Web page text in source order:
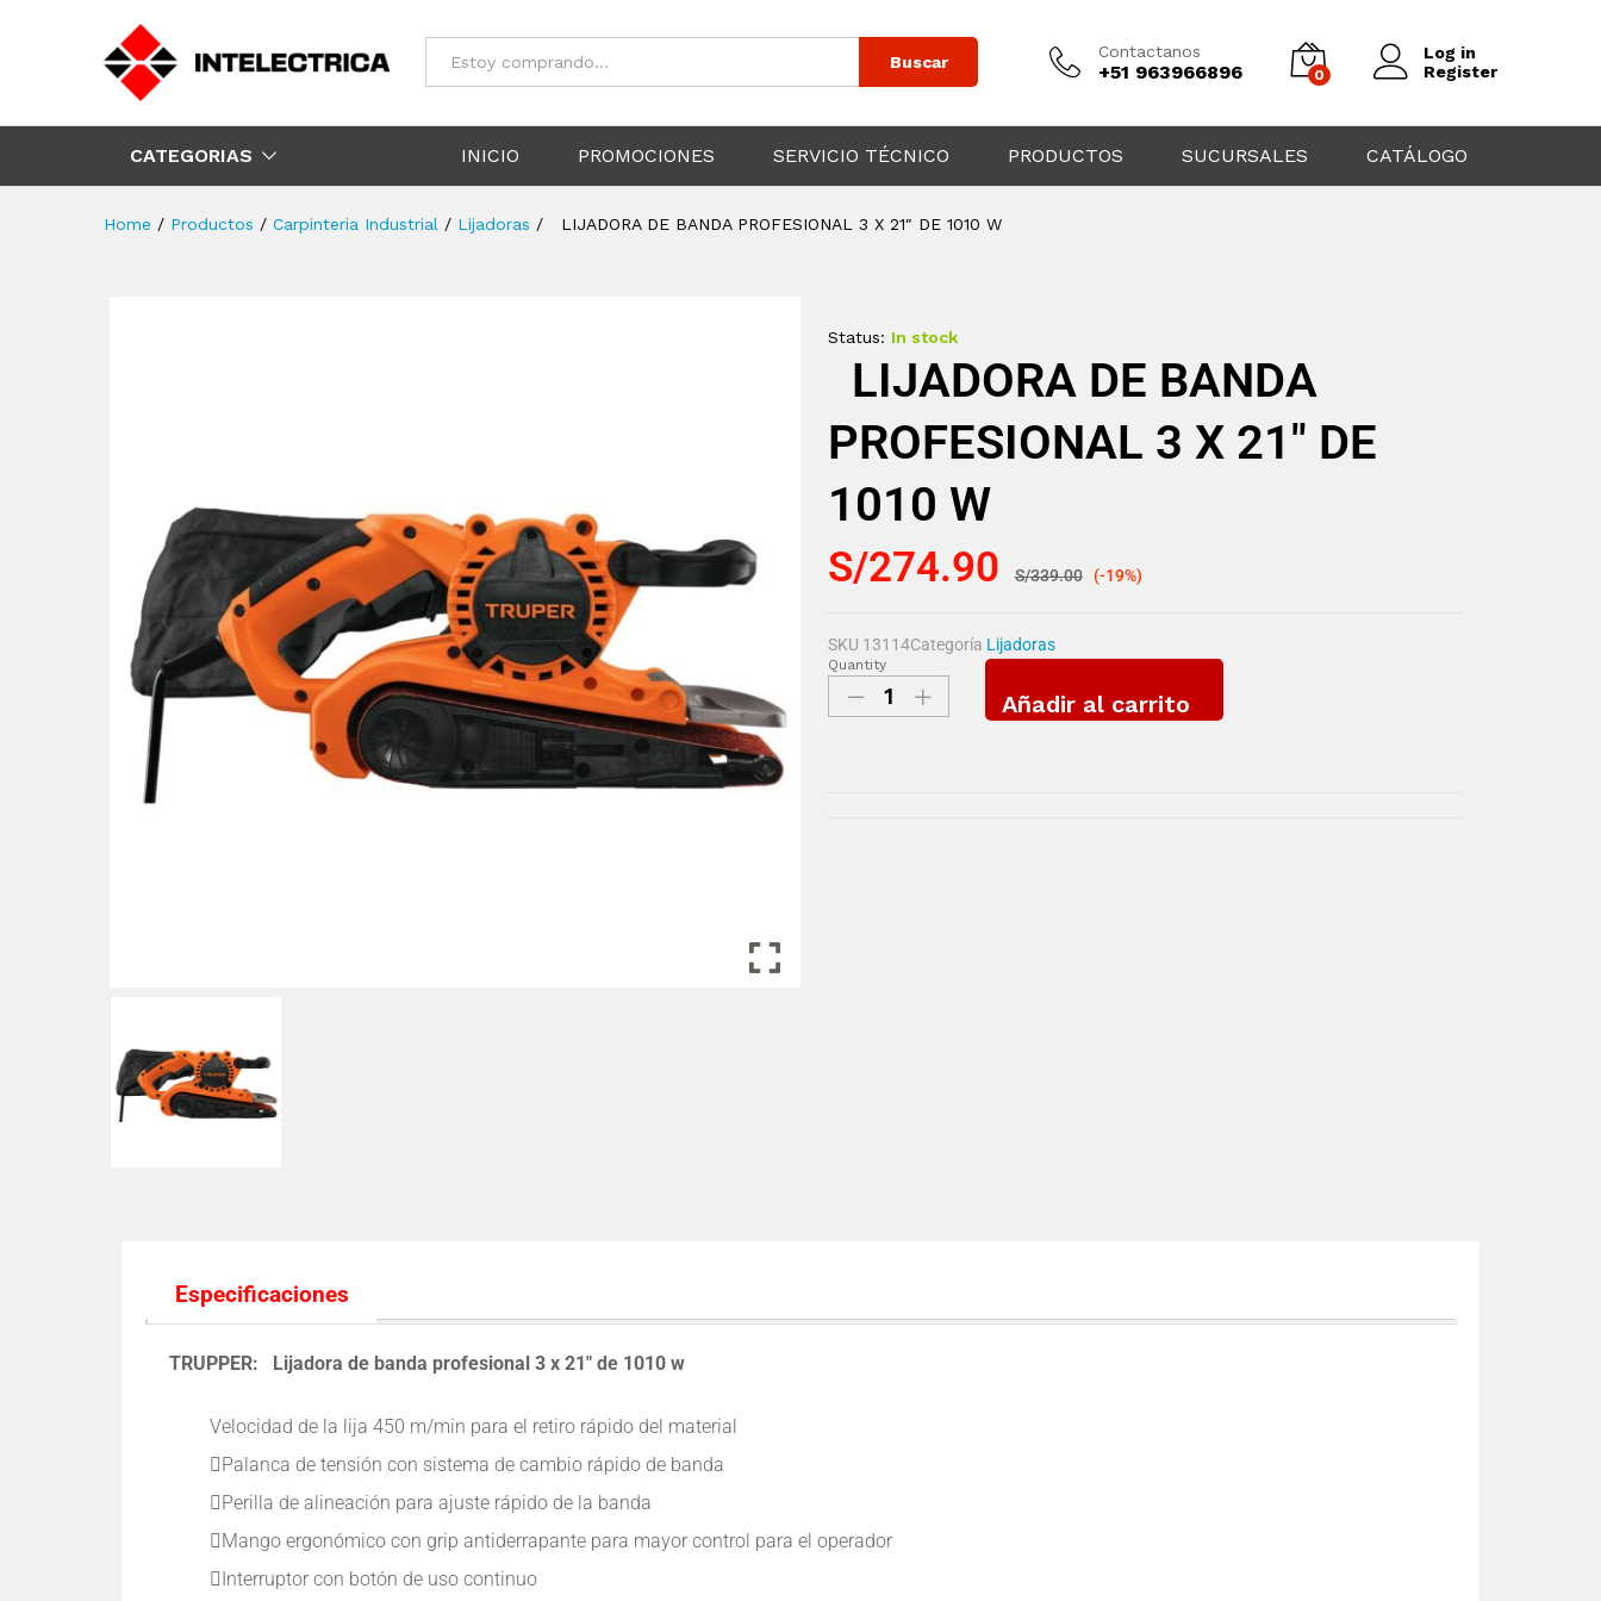
Todos Buscar
Contactanos
+51 963966896 0
Log in
Register
CATEGORIAS INICIO PROMOCIONES SERVICIO TÉCNICO PRODUCTOS SUCURSALES CATÁLOGO
Home / Productos / Carpinteria Industrial / Lijadoras / LIJADORA DE BANDA PROFESIONAL 3 X 21″ DE 1010 W
Status: In stock
LIJADORA DE BANDA
PROFESIONAL 3 X 21″ DE
1010 W
S/274.90 S/339.00 (-19%)
SKU 13114Categoría Lijadoras
Quantity
Añadir al carrito
Especificaciones
TRUPPER: Lijadora de banda profesional 3 x 21″ de 1010 w
Velocidad de la lija 450 m/min para el retiro rápido del material
Palanca de tensión con sistema de cambio rápido de banda
Perilla de alineación para ajuste rápido de la banda
Mango ergonómico con grip antiderrapante para mayor control para el operador
Interruptor con botón de uso continuo